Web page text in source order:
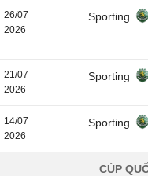
26/07
2026
Sporting
21/07
2026
Sporting
14/07
2026
Sporting
CÚP